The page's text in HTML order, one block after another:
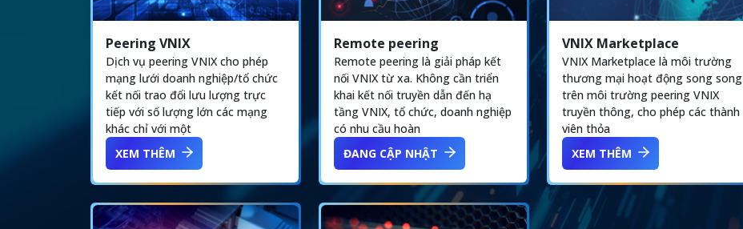
Peering VNIX
Dịch vụ peering VNIX cho phép
mạng lưới doanh nghiệp/tổ chức
kết nối trao đổi lưu lượng trực
tiếp với số lượng lớn các mạng
khác chỉ với một
XEM THÊM
Remote peering
Remote peering là giải pháp kết
nối VNIX từ xa. Không cần triển
khai kết nối truyền dẫn đến hạ
tầng VNIX, tổ chức, doanh nghiệp
có nhu cầu hoàn
ĐANG CẬP NHẬT
VNIX Marketplace
VNIX Marketplace là môi trường
thương mại hoạt động song song
trên môi trường peering VNIX
truyền thông, cho phép các thành
viên thỏa
XEM THÊM